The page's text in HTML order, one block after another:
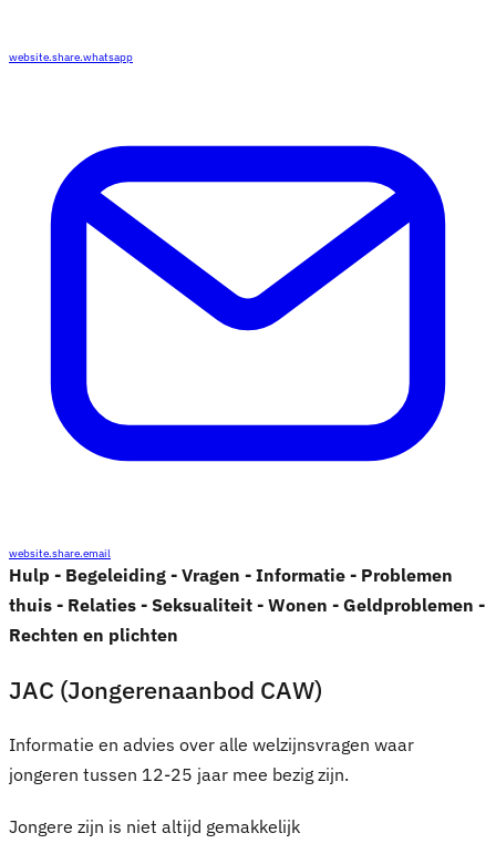
website.share.whatsapp
website.share.email
Hulp - Begeleiding - Vragen - Informatie - Problemen
thuis - Relaties - Seksualiteit - Wonen - Geldproblemen -
Rechten en plichten
JAC (Jongerenaanbod CAW)
Informatie en advies over alle welzijnsvragen waar
jongeren tussen 12-25 jaar mee bezig zijn.
Jongere zijn is niet altijd gemakkelijk